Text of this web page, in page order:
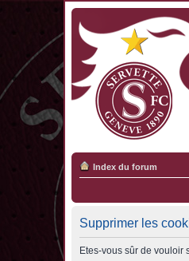
Index du forum
Supprimer les
Etes-vous sûr de vouloir